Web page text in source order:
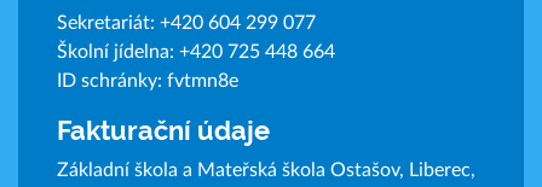
Sekretariát: +420 604 299 077
Školní jídelna: +420 725 448 664
ID schránky: fvtmn8e
Fakturační údaje
Základní škola a Mateřská škola Ostašov, Liberec,